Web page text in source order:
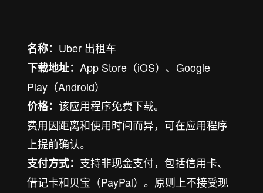
名称： Uber 出租车
下载地址： App Store（iOS）、Google
Play（Android）
价格： 该应用程序免费下载。
费用因距离和使用时间而异，可在应用程序
上提前确认。
支付方式： 支持非现金支付，包括信用卡、
借记卡和贝宝（PayPal）。原则上不接受现